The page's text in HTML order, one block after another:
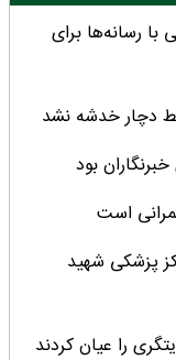
رسانه‌ها برای
دچار خدشه نشد
بود
است
پزشکی شهید
را عیان کردند